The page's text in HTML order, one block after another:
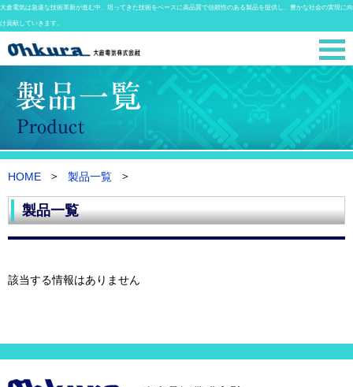
大倉電気は急速な技術革新が進む中、培ってきた技術をベースに高品質で信頼性のある製品を提供し、豊かな社会の実現に向
け貢献していきます。
HOME 製品一覧
製品一覧
該当する情報はありません